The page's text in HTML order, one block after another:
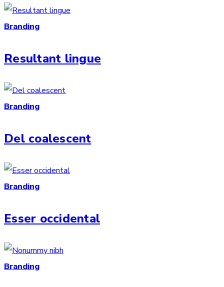
Branding
Resultant lingue
Branding
Del coalescent
Branding
Esser occidental
Branding